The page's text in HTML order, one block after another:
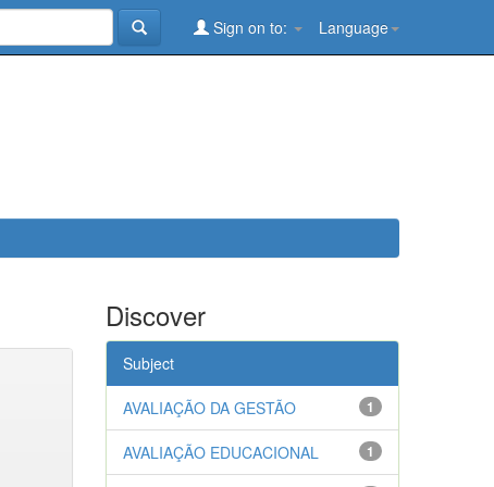
Language
Sign on to:
Discover
Subject
1
AVALIAÇÃO DA GESTÃO
1
AVALIAÇÃO EDUCACIONAL